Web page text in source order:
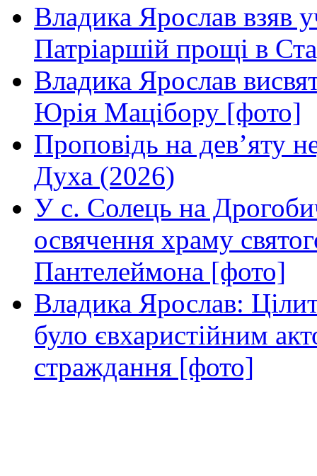
Владика Ярослав взяв
Патріаршій прощі в
Владика Ярослав
Юрія Мацібору [фото]
Проповідь на дев’яту
Духа (2026)
У с. Солець на
освячення храму
Пантелеймона [фото]
Владика Ярослав:
було євхаристійним
страждання [фото]